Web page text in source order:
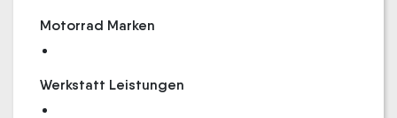
Motorrad Marken
Werkstatt Leistungen